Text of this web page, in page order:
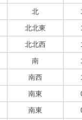
北
北北東
北北西
南
南西
南東
南東